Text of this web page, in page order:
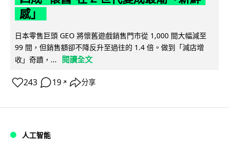
感」
日本零售巨頭 GEO 將懷舊遊戲銷售門市從 1,000 間大幅減至
99 間，但銷售額卻不降反升至過往的 1.4 倍。做到「減店增
收」奇蹟，...
閱讀全文
243 19 ↗ 分享
人工智能